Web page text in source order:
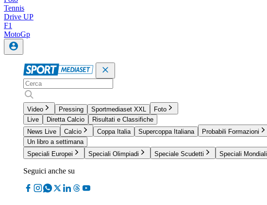
Tennis
Drive UP
F1
MotoGp
Video Pressing Sportmediaset XXL
Foto
Live
Diretta Calcio
Risultati e Classifiche
News Live
Calcio Coppa Italia Supercoppa Italiana Probabili Formazioni
Un libro a settimana
Speciali Europei
Speciali Olimpiadi Speciale Scudetti Speciali Mondiali
Seguici anche su